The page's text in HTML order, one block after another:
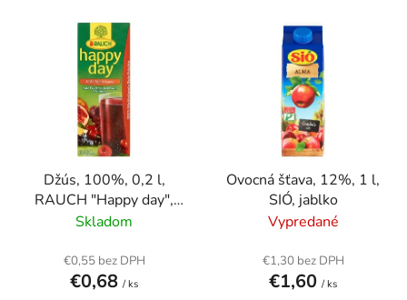
Džús, 100%, 0,2 l,
RAUCH "Happy day",
červený multivitamín
Skladom
€0,55 bez DPH
€0,68 / ks
Ovocná šťava, 12%, 1 l,
SIÓ, jablko
Vypredané
€1,30 bez DPH
€1,60 / ks